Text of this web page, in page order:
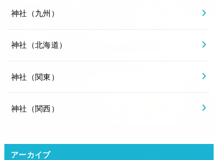
神社（九州）
神社（北海道）
神社（関東）
神社（関西）
アーカイブ